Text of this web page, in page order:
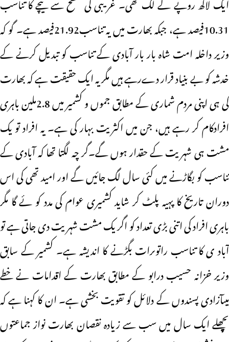
10.31فیصد ہے، جبکہ بھارت میں یہ تناسب21.92فیصد ہے۔ گو کہ
وزیر داخلہ امت شاہ بار بار آبادی کے تناسب کو تبدیل کرنے کے
خدشہ کو بے بنیاد قرار دےرہے ہیں مگر یہ ایک حقیقت ہے کہ بھارت
کی ہی اپنی مردم شماری کے مطابق جموں و کشمیر میں 2.8ملین باہری
افرادکام کر رہے ہیں، جن میں اکثریت بہار کی ہے۔ یہ افراد تو یک
مشت ہی شہریت کے حقدار ہوں گے۔گر چہ لگتا تھا کہ آبادی کے
تناسب کو بگاڑنے میں کئی سال لگ جائیں گے اور امید تھی کی اس
دوران تاریخ کا پہیہ پلٹ کر شاید کشمیری عوام کی مدد کو ئے گا مگر
باہری افراد کی اتنی بڑی تعداد کو اگر یک مشت شہریت دی جاتی ہے تو
آباد ی کا تناسب راتوںرات بگڑنے کا اندیشہ ہے۔ کشمیر کے سابق
وزیر خزانہ حسیب درابو کے مطابق بھارت کے اقدامات نے خطے
میںآزادی پسندوں کے دلائل کو تقویت بخشی ہے۔ ان کا کہنا ہے کہ
پچھلے ایک سال میں سب سے زیادہ نقصان بھارت نواز جماعتوں